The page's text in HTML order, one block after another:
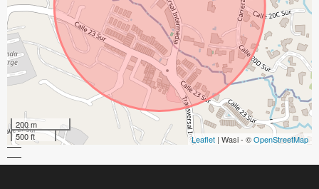
200 m
500 ft
Leaflet | Wasi - ©OpenStreetMap